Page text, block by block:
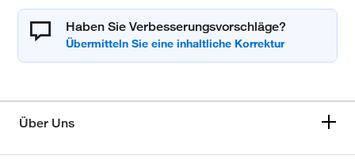
Haben Sie Verbesserungsvorschläge?
Über Uns